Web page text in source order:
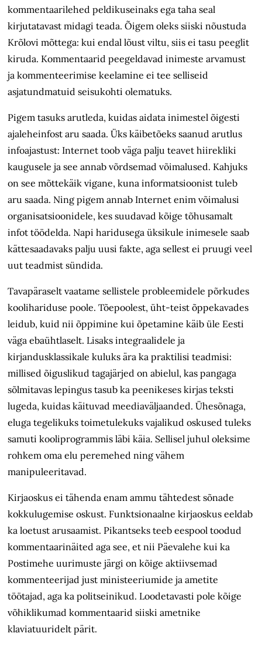
kommentaarilehed peldikuseinaks ega taha seal
kirjutatavast midagi teada. Õigem oleks siiski nõustuda
Krõlovi mõttega: kui endal lõust viltu, siis ei tasu peeglit
kiruda. Kommentaarid peegeldavad inimeste arvamust
ja kommenteerimise keelamine ei tee selliseid
asjatundmatuid seisukohti olematuks.
Pigem tasuks arutleda, kuidas aidata inimestel õigesti
ajaleheinfost aru saada. Üks käibetõeks saanud arutlus
infoajastust: Internet toob väga palju teavet hiirekliki
kaugusele ja see annab võrdsemad võimalused. Kahjuks
on see mõttekäik vigane, kuna informatsioonist tuleb
aru saada. Ning pigem annab Internet enim võimalusi
organisatsioonidele, kes suudavad kõige tõhusamalt
infot töödelda. Napi haridusega üksikule inimesele saab
kättesaadavaks palju uusi fakte, aga sellest ei pruugi veel
uut teadmist sündida.
Tavapäraselt vaatame sellistele probleemidele põrkudes
koolihariduse poole. Tõepoolest, üht-teist õppekavades
leidub, kuid nii õppimine kui õpetamine käib üle Eesti
väga ebaühtlaselt. Lisaks integraalidele ja
kirjandusklassikale kuluks ära ka praktilisi teadmisi:
millised õiguslikud tagajärjed on abielul, kas pangaga
sõlmitavas lepingus tasub ka peenikeses kirjas teksti
lugeda, kuidas käituvad meediaväljaanded. Ühesõnaga,
eluga tegelikuks toimetulekuks vajalikud oskused tuleks
samuti kooliprogrammis läbi käia. Sellisel juhul oleksime
rohkem oma elu peremehed ning vähem
manipuleeritavad.
Kirjaoskus ei tähenda enam ammu tähtedest sõnade
kokkulugemise oskust. Funktsionaalne kirjaoskus eeldab
ka loetust arusaamist. Pikantseks teeb eespool toodud
kommentaarinäited aga see, et nii Päevalehe kui ka
Postimehe uurimuste järgi on kõige aktiivsemad
kommenteerijad just ministeeriumide ja ametite
töötajad, aga ka politseinikud. Loodetavasti pole kõige
võhiklikumad kommentaarid siiski ametnike
klaviatuuridelt pärit.